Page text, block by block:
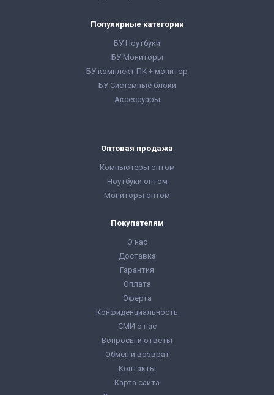
Популярные категории
БУ Ноутбуки
БУ Мониторы
БУ комплект ПК + монитор
БУ Системные блоки
Аксессуары
Оптовая продажа
Компьютеры оптом
Ноутбуки оптом
Мониторы оптом
Покупателям
О нас
Доставка
Гарантия
Оплата
Оферта
Конфиденциальность
СМИ о нас
Вопросы и ответы
Обмен и возврат
Контакты
Карта сайта